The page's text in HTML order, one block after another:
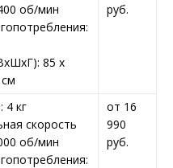
об/мин
85 x
руб.
4 кг
скорость
об/мин
от 16
990
руб.